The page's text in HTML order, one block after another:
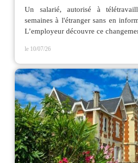
Un salarié, autorisé à
semaines à l'étranger sans en
L’employeur découvre ce
le 10/07/26